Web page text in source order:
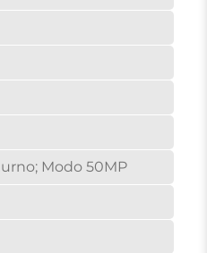
Modo 50MP